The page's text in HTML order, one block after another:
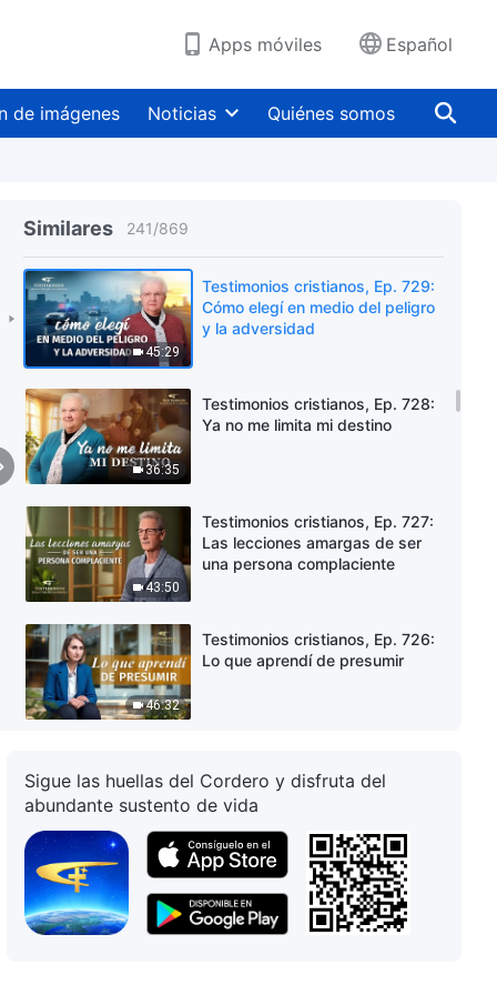
Apps móviles Español
de imágenes Noticias Quiénes somos
Similares 241/869
45:29
Testimonios cristianos, Ep. 729:
Cómo elegí en medio del peligro
y la adversidad
36:35
Testimonios cristianos, Ep. 728:
Ya no me limita mi destino
43:50
Testimonios cristianos, Ep. 727:
Las lecciones amargas de ser
una persona complaciente
46:32
Testimonios cristianos, Ep. 726:
Lo que aprendí de presumir
Una reflexión sobre siempre
tener celos de los demás
Testimonios cristianos, Ep. 724:
Reflexiones después de admitir
la responsabilidad y renunciar
Sigue las huellas del Cordero y disfruta del
abundante sustento de vida